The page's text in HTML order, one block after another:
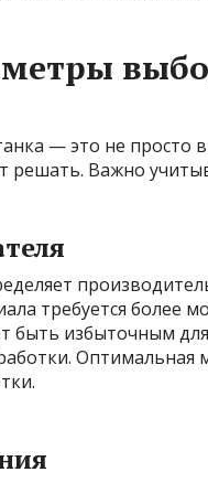
— это не просто
решать. Важно
требуется более
избыточным
Оптимальная